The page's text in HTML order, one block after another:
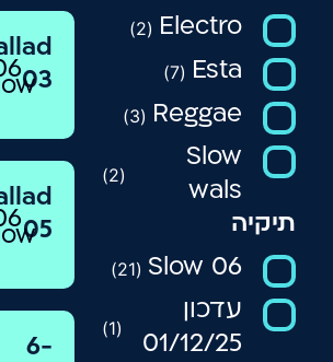
Electro
(
2
)
Esta
(
7
)
Reggae
(
3
)
Slow
wals
(
2
)
תיקיה
06 Slow
(
21
)
עדכון
01/12/25
(
1
)
03
05
6-